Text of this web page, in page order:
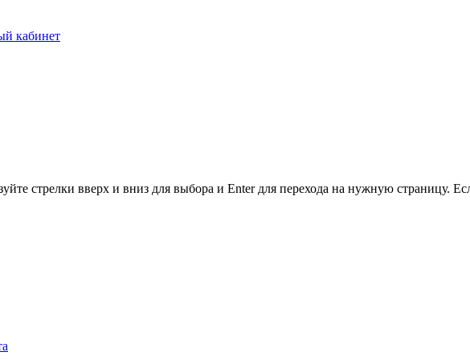
кабинет
стрелки вверх и вниз для выбора и Enter для перехода на нужную страницу.